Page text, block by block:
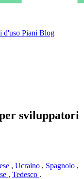
d'uso Piani Blog
sviluppatori
, Ucraino , Spagnolo ,
, Tedesco .